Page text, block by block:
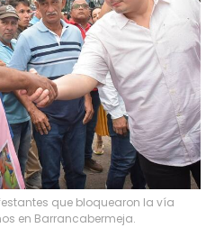
que bloquearon la vía
en Barrancabermeja.